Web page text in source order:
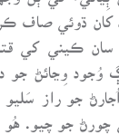
ڌوئي صاف
ڪيني کي
وُجود وِڃائڻ جو
اُجارڻ جو راز
چورڻ جو چيو. هُو